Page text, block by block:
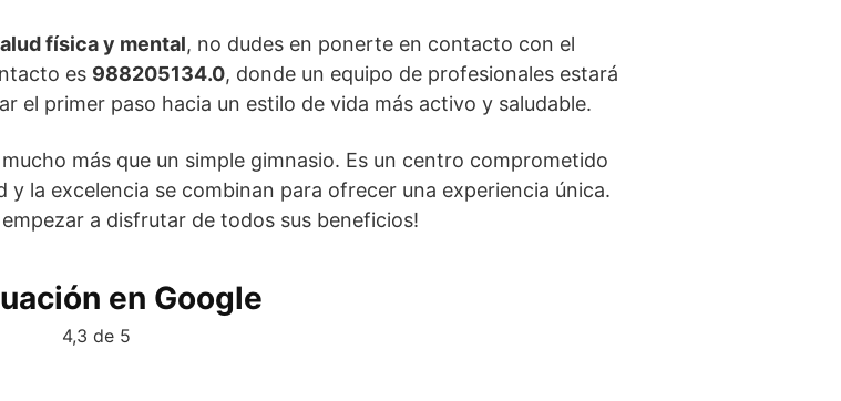
física y mental, no dudes en ponerte en contacto con el
es 988205134.0, donde un equipo de profesionales estará
el primer paso hacia un estilo de vida más activo y saludable.
mucho más que un simple gimnasio. Es un centro comprometido
la excelencia se combinan para ofrecer una experiencia única.
a disfrutar de todos sus beneficios!
en Google
4,3 de 5